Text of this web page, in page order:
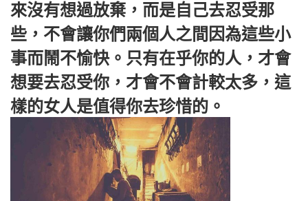
來沒有想過放棄，而是自己去忍受那
些，不會讓你們兩個人之間因為這些小
事而鬧不愉快。只有在乎你的人，才會
想要去忍受你，才會不會計較太多，這
樣的女人是值得你去珍惜的。